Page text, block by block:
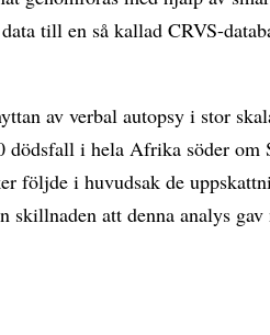
till en så kallad CRVS-
av verbal autopsy i stor
dödsfall i hela Afrika söder om
följde i huvudsak de
skillnaden att denna analys gav